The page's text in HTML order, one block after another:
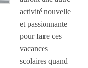
activité nouvelle
et passionnante
pour faire ces
vacances
scolaires quand